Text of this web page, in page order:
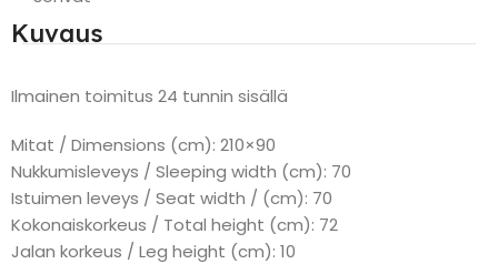
Kuvaus
Ilmainen toimitus 24 tunnin sisällä
Mitat / Dimensions (cm): 210×90
Nukkumisleveys / Sleeping width (cm): 70
Istuimen leveys / Seat width / (cm): 70
Kokonaiskorkeus / Total height (cm): 72
Jalan korkeus / Leg height (cm): 10